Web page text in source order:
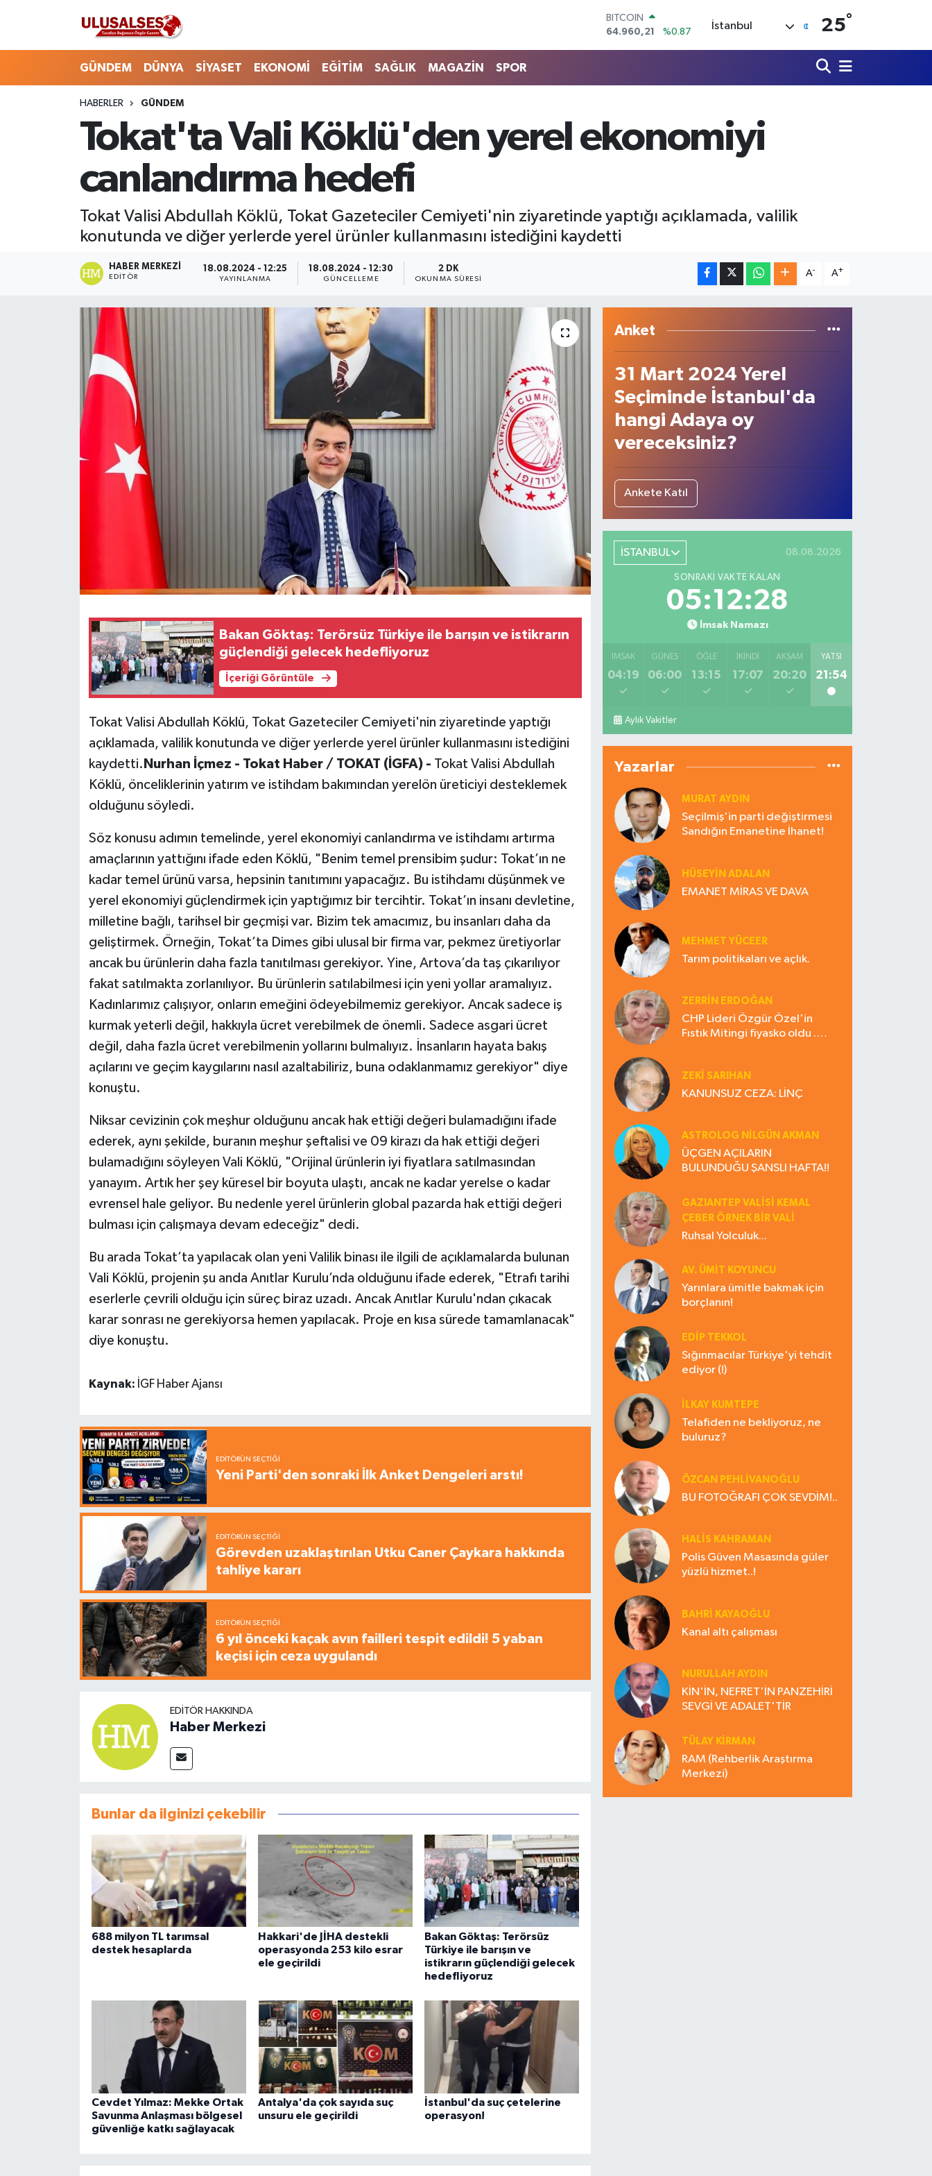
DOLAR
47,7436
%0.18
EURO
BİST100
13.779
%-14
İstanbul 25°
GÜNDEM DÜNYA SİYASET EKONOMİ EĞİTİM SAĞLIK MAGAZİN SPOR
HABERLER GÜNDEM
Tokat'ta Vali Köklü'den yerel ekonomiyi
canlandırma hedefi
Tokat Valisi Abdullah Köklü, Tokat Gazeteciler Cemiyeti'nin ziyaretinde yaptığı açıklamada, valilik
konutunda ve diğer yerlerde yerel ürünler kullanmasını istediğini kaydetti
HABER MERKEZI
EDITÖR
18.08.2024 - 12:25
YAYINLANMA
18.08.2024 - 12:30
GÜNCELLEME
2 DK
OKUNMA SÜRESI
A- A+
Bakan Göktaş: Terörsüz Türkiye ile barışın ve istikrarın
güçlendiği gelecek hedefliyoruz
İçeriği Görüntüle
Tokat Valisi Abdullah Köklü, Tokat Gazeteciler Cemiyeti'nin ziyaretinde yaptığı
açıklamada, valilik konutunda ve diğer yerlerde yerel ürünler kullanmasını istediğini
kaydetti. Nurhan İçmez - Tokat Haber / TOKAT (İGFA) - Tokat Valisi Abdullah
Köklü, önceliklerinin yatırım ve istihdam bakımından yerelön üreticiyi desteklemek
olduğunu söyledi.
Söz konusu adımın temelinde, yerel ekonomiyi canlandırma ve istihdamı artırma
amaçlarının yattığını ifade eden Köklü, "Benim temel prensibim şudur: Tokat’ın ne
kadar temel ürünü varsa, hepsinin tanıtımını yapacağız. Bu istihdamı düşünmek ve
yerel ekonomiyi güçlendirmek için yaptığımız bir tercihtir. Tokat’ın insanı devletine,
milletine bağlı, tarihsel bir geçmişi var. Bizim tek amacımız, bu insanları daha da
geliştirmek. Örneğin, Tokat’ta Dimes gibi ulusal bir firma var, pekmez üretiyorlar
ancak bu ürünlerin daha fazla tanıtılması gerekiyor. Yine, Artova’da taş çıkarılıyor
fakat satılmakta zorlanılıyor. Bu ürünlerin satılabilmesi için yeni yollar aramalıyız.
Kadınlarımız çalışıyor, onların emeğini ödeyebilmemiz gerekiyor. Ancak sadece iş
kurmak yeterli değil, hakkıyla ücret verebilmek de önemli. Sadece asgari ücret
değil, daha fazla ücret verebilmenin yollarını bulmalıyız. İnsanların hayata bakış
açılarını ve geçim kaygılarını nasıl azaltabiliriz, buna odaklanmamız gerekiyor" diye
konuştu.
Niksar cevizinin çok meşhur olduğunu ancak hak ettiği değeri bulamadığını ifade
ederek, aynı şekilde, buranın meşhur şeftalisi ve 09 kirazı da hak ettiği değeri
bulamadığını söyleyen Vali Köklü, "Orijinal ürünlerin iyi fiyatlara satılmasından
yanayım. Artık her şey küresel bir boyuta ulaştı, ancak ne kadar yerelse o kadar
evrensel hale geliyor. Bu nedenle yerel ürünlerin global pazarda hak ettiği değeri
bulması için çalışmaya devam edeceğiz" dedi.
Bu arada Tokat’ta yapılacak olan yeni Valilik binası ile ilgili de açıklamalarda bulunan
Vali Köklü, projenin şu anda Anıtlar Kurulu’nda olduğunu ifade ederek, "Etrafı tarihi
eserlerle çevrili olduğu için süreç biraz uzadı. Ancak Anıtlar Kurulu'ndan çıkacak
karar sonrası ne gerekiyorsa hemen yapılacak. Proje en kısa sürede tamamlanacak"
diye konuştu.
Kaynak: İGF Haber Ajansı
EDITÖRÜN SEÇTIĞI
Yeni Parti'den sonraki İlk Anket Dengeleri arstı!
EDITÖRÜN SEÇTIĞI
Görevden uzaklaştırılan Utku Caner Çaykara hakkında
tahliye kararı
EDITÖRÜN SEÇTIĞI
6 yıl önceki kaçak avın failleri tespit edildi! 5 yaban
keçisi için ceza uygulandı
EDITÖR HAKKINDA
Haber Merkezi
Bunlar da ilginizi çekebilir
688 milyon TL tarımsal
destek hesaplarda
Hakkari'de JİHA destekli
operasyonda 253 kilo esrar
ele geçirildi
Bakan Göktaş: Terörsüz
Türkiye ile barışın ve
istikrarın güçlendiği gelecek
hedefliyoruz
Cevdet Yılmaz: Mekke Ortak
Savunma Anlaşması bölgesel
güvenliğe katkı sağlayacak
Antalya'da çok sayıda suç
unsuru ele geçirildi
İstanbul'da suç çetelerine
operasyon!
Anket
31 Mart 2024 Yerel
Seçiminde İstanbul'da
hangi Adaya oy
vereceksiniz?
Ankete Katıl
İSTANBUL 08.08.2026
SONRAKI VAKTE KALAN
05:12:27
İmsak Namazı
İMSAK
04:19
GÜNEŞ
06:00
ÖĞLE
13:15
İKINDI
17:07
AKŞAM
20:20
YATSI
21:54
Aylık Vakitler
Yazarlar
MURAT AYDIN
Seçilmiş'in parti değiştirmesi
Sandığın Emanetine İhanet!
HÜSEYIN ADALAN
EMANET MİRAS VE DAVA
MEHMET YÜCEER
Tarım politikaları ve açlık.
ZERRIN ERDOĞAN
CHP Lideri Özgür Özel'in
Fıstık Mitingi fiyasko oldu .
ZEKI SARIHAN
KANUNSUZ CEZA: LİNÇ
ASTROLOG NILGÜN AKMAN
ÜÇGEN AÇILARIN
BULUNDUĞU ŞANSLI HAFTA!!
GAZIANTEP VALISI KEMAL
ÇEBER ÖRNEK BİR VALİ
Ruhsal Yolculuk...
AV. ÜMIT KOYUNCU
Yarınlara ümitle bakmak için
borçlanın!
EDIP TEKKOL
Sığınmacılar Türkiye'yi tehdit
ediyor (!)
İLKAY KUMTEPE
Telafiden ne bekliyoruz, ne
buluruz?
ÖZCAN PEHLİVANOĞLU
BU FOTOĞRAFI ÇOK SEVDİM!..
HALIS KAHRAMAN
Polis Güven Masasında güler
yüzlü hizmet..!
BAHRI KAYAOĞLU
Kanal altı çalışması
NURULLAH AYDIN
KİN'İN, NEFRET'İN PANZEHİRİ
SEVGİ VE ADALET'TİR
TÜLAY KİRMAN
RAM (Rehberlik Araştırma
Merkezi)
GÜNDEM
DÜNYA
SİYASET
MAGAZİN
Hava Durumu
Trafik Durumu
Süper Lig Puan Durumu ve Fikstür
Son Dakika Haberleri
Haber Arşivi